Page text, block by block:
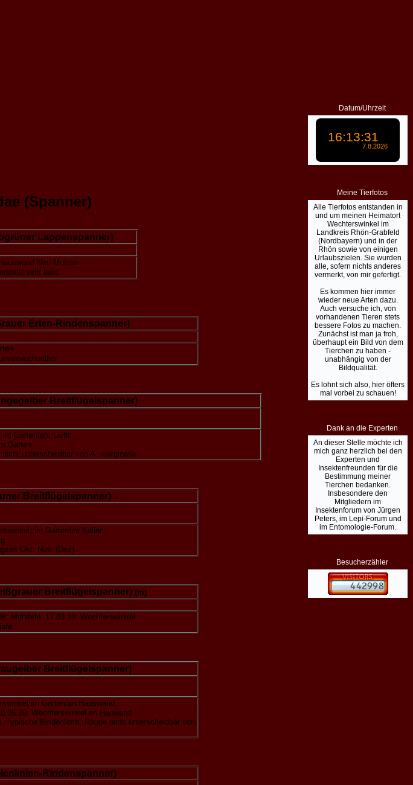
(Spanner)
Lappenspanner)
Neu-Mukran
sehr bald.
Erlen-Rindenspanner)
Breitflügelspanner)
im Garten/am Licht
Garten.
unterscheidbar von A. marginaria
Breitflügelspanner) ♂
im Garten/im Keller
Okt. Nov. (Dez).
Breitflügelspanner) (m)
Mühlfeld. 17.03.10: Wechterswinkel
Breitflügelspanner)
im Garten/an Hauswand
Wechterswinkel an Hauwand
Typische Bindenform. Raupe nicht unterscheidbar von
Rindenspanner)
Datum/Uhrzeit
Meine Tierfotos
Alle Tierfotos entstanden in
und um meinen Heimatort
Wechterswinkel im
Landkreis Rhön-Grabfeld
(Nordbayern) und in der
Rhön sowie von einigen
Urlaubszielen. Sie wurden
alle, sofern nichts anderes
vermerkt, von mir gefertigt.
Es kommen hier immer
wieder neue Arten dazu.
Auch versuche ich, von
vorhandenen Tieren stets
bessere Fotos zu machen.
Zunächst ist man ja froh,
überhaupt ein Bild von dem
Tierchen zu haben -
unabhängig von der
Bildqualität.
Es lohnt sich also, hier öfters
mal vorbei zu schauen!
Dank an die Experten
An dieser Stelle möchte ich
mich ganz herzlich bei den
Experten und
Insektenfreunden für die
Bestimmung meiner
Tierchen bedanken.
Insbesondere den
Mitgliedern im
Insektenforum von Jürgen
Peters, im Lepi-Forum und
im Entomologie-Forum.
Besucherzähler